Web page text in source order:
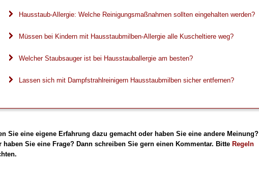
Hausstaub-Allergie: Welche Reinigungsmaßnahmen sollten eingehalten werden?
Müssen bei Kindern mit Hausstaubmilben-Allergie alle Kuscheltiere weg?
Welcher Staubsauger ist bei Hausstauballergie am besten?
Lassen sich mit Dampfstrahlreinigern Hausstaubmilben sicher entfernen?
Sie eine eigene Erfahrung dazu gemacht oder haben Sie eine andere Meinung?
haben Sie eine Frage? Dann schreiben Sie gern einen Kommentar. Bitte Regeln